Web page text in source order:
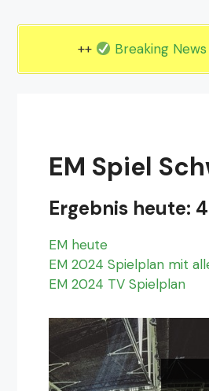
++ Breaking
EM Spiel
Ergebnis heute:
EM heute
EM 2024 Spielplan mit
EM 2024 TV Spielplan